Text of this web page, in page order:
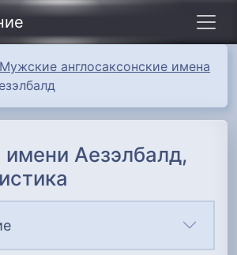
Мужские англосаксонские имена
имени Аезэлбалд,